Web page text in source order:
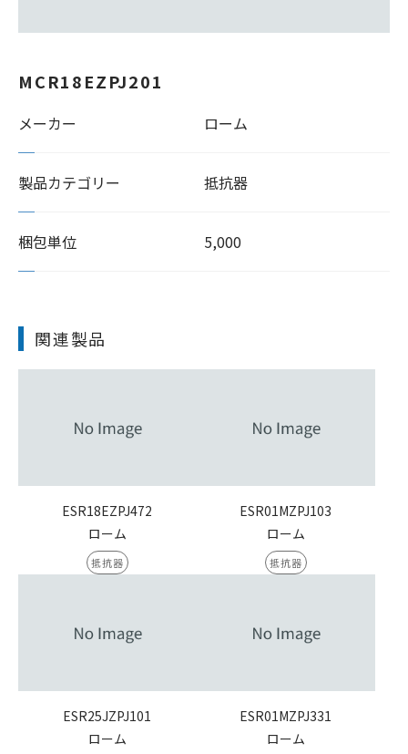
MCR18EZPJ201
メーカー ローム
製品カテゴリー 抵抗器
梱包単位 5,000
関連製品
ESR18EZPJ472
ローム
抵抗器
ESR01MZPJ103
ローム
抵抗器
ESR25JZPJ101
ローム
ESR01MZPJ331
ローム